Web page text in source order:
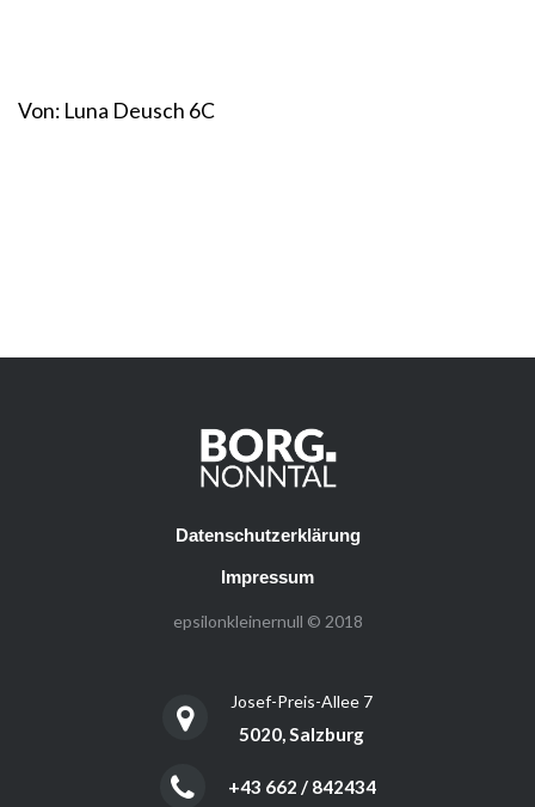
Von: Luna Deusch 6C
Datenschutzerklärung
Impressum
epsilonkleinernull © 2018
Josef-Preis-Allee 7
5020, Salzburg
+43 662 / 842434